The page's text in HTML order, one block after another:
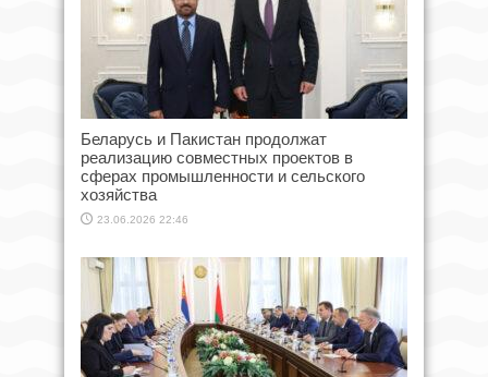
Беларусь и Пакистан продолжат
реализацию совместных проектов в
сферах промышленности и сельского
хозяйства
23.06.2026 22:46